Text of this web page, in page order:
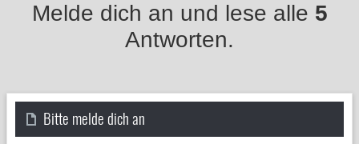
Melde dich an und lese alle 5
Antworten.
Bitte melde dich an